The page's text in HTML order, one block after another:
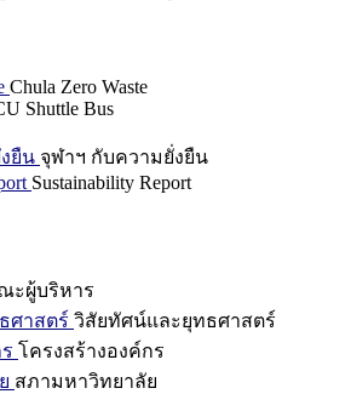
Chula Zero Waste
Shuttle Bus
ยืน จุฬาฯ กับความยั่งยืน
Sustainability Report
ะผู้บริหาร
ศาสตร์ วิสัยทัศน์และยุทธศาสตร์
โครงสร้างองค์กร
สภามหาวิทยาลัย